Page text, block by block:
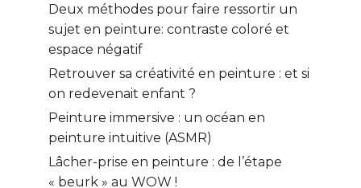
Deux méthodes pour faire ressortir un
sujet en peinture: contraste coloré et
espace négatif
Retrouver sa créativité en peinture : et si
on redevenait enfant ?
Peinture immersive : un océan en
peinture intuitive (ASMR)
Lâcher-prise en peinture : de l’étape
« beurk » au WOW !